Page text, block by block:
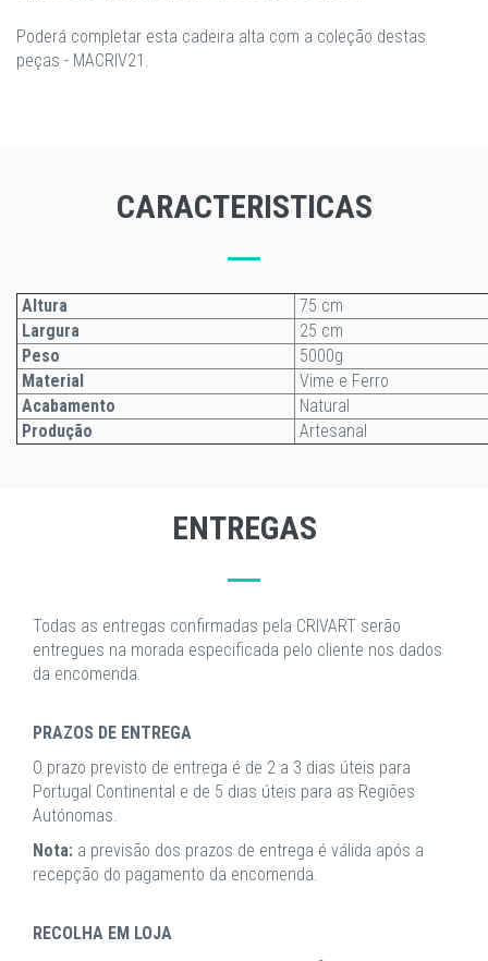
Poderá completar esta cadeira alta com a coleção destas
peças - MACRIV21.
CARACTERISTICAS
Altura
75 cm
Largura
25 cm
Peso
5000g
Material
Vime e Ferro
Acabamento
Natural
Produção
Artesanal
ENTREGAS
Todas as entregas confirmadas pela CRIVART serão
entregues na morada especificada pelo cliente nos dados
da encomenda.
PRAZOS DE ENTREGA
O prazo previsto de entrega é de 2 a 3 dias úteis para
Portugal Continental e de 5 dias úteis para as Regiões
Autónomas.
Nota: a previsão dos prazos de entrega é válida após a
recepção do pagamento da encomenda.
RECOLHA EM LOJA